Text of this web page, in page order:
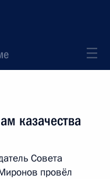
казачества
Совета
провёл